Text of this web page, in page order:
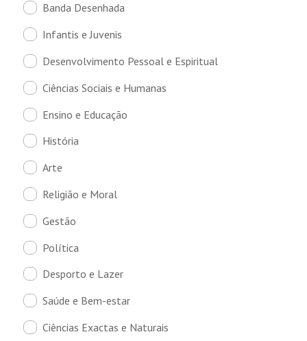
Banda Desenhada
Infantis e Juvenis
Desenvolvimento Pessoal e Espiritual
Ciências Sociais e Humanas
Ensino e Educação
História
Arte
Religião e Moral
Gestão
Política
Desporto e Lazer
Saúde e Bem-estar
Ciências Exactas e Naturais